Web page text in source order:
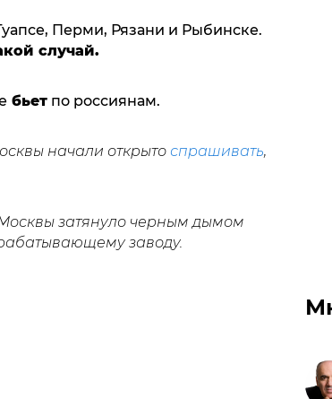
Перми, Рязани и Рыбинске.
случай.
бьетпо россиянам.
начали открыто спрашивать,
затянуло черным дымом
заводу.